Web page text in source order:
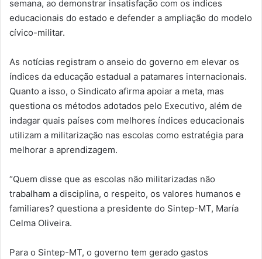
semana, ao demonstrar insatisfação com os índices
educacionais do estado e defender a ampliação do modelo
cívico-militar.
As notícias registram o anseio do governo em elevar os
índices da educação estadual a patamares internacionais.
Quanto a isso, o Sindicato afirma apoiar a meta, mas
questiona os métodos adotados pelo Executivo, além de
indagar quais países com melhores índices educacionais
utilizam a militarização nas escolas como estratégia para
melhorar a aprendizagem.
“Quem disse que as escolas não militarizadas não
trabalham a disciplina, o respeito, os valores humanos e
familiares? questiona a presidente do Sintep-MT, María
Celma Oliveira.
Para o Sintep-MT, o governo tem gerado gastos